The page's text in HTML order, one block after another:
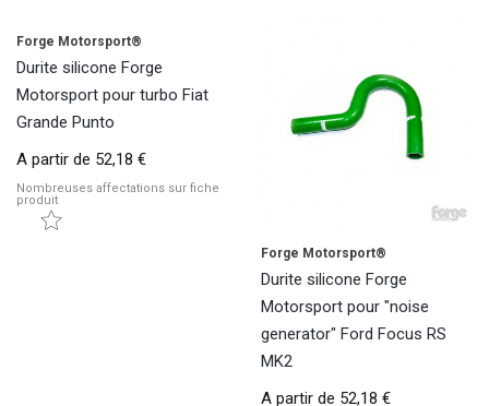
Forge Motorsport®
Durite silicone Forge
Motorsport pour turbo Fiat
Grande Punto
A partir de 52,18 €
Nombreuses affectations sur fiche
produit
Forge Motorsport®
Durite silicone Forge
Motorsport pour "noise
generator" Ford Focus RS
MK2
A partir de 52,18 €